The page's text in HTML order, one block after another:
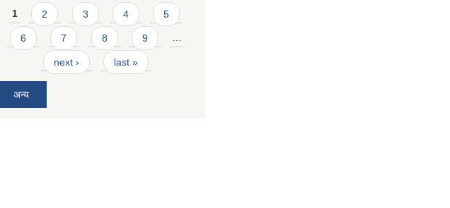
Pages
1 2 3 4 5
6 7 8 9 …
next › last »
अन्य